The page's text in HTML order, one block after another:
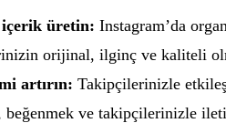
üretin: Instagram’da
orijinal, ilginç ve kaliteli
artırın: Takipçilerinizle
beğenmek ve takipçilerinizle